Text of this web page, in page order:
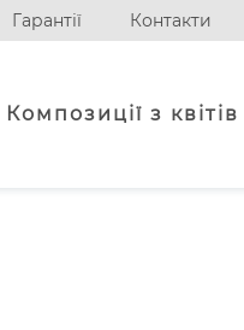
Гарантії Контакти
Композиції з квітів